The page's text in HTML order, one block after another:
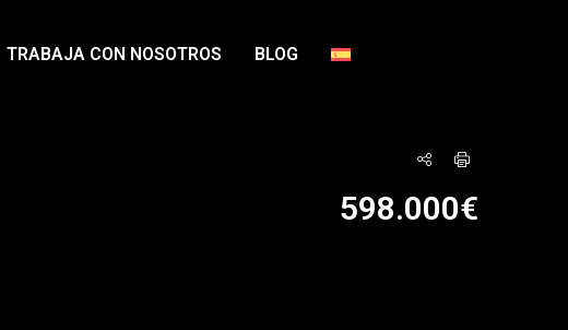
TRABAJA CON NOSOTROS BLOG
598.000€